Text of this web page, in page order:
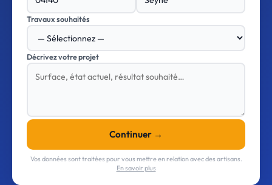
Travaux souhaités
Décrivez votre projet
Continuer →
Vos données sont traitées pour vous mettre en relation avec des artisans.
En savoir plus